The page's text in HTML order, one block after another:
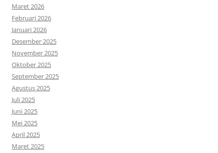
Maret 2026
Februari 2026
Januari 2026
Desember 2025
November 2025
Oktober 2025
September 2025
Agustus 2025
Juli 2025
Juni 2025
Mei 2025
April 2025
Maret 2025